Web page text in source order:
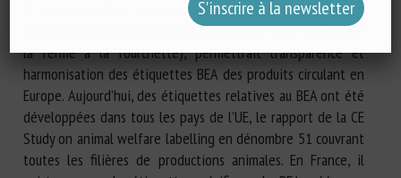
la consommation, comme proposé par la Commission
européenne (CE) en 2020 dans sa stratégie Farm to Fork (de
la ferme à la fourchette), permettrait transparence et
harmonisation des étiquettes BEA des produits circulant en
Europe. Aujourd’hui, des étiquettes relatives au BEA ont été
développées dans tous les pays de l’UE, le rapport de la CE
Study on animal welfare labelling en dénombre 51 couvrant
toutes les filières de productions animales. En France, il